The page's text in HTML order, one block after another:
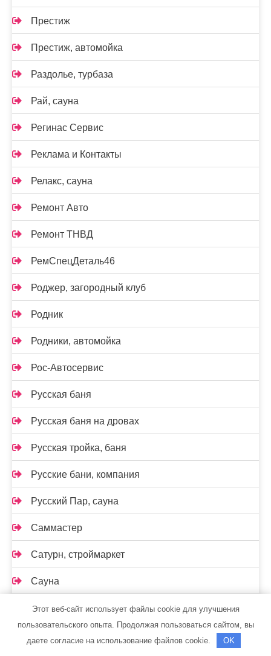
Престиж
Престиж, автомойка
Раздолье, турбаза
Рай, сауна
Регинас Сервис
Реклама и Контакты
Релакс, сауна
Ремонт Авто
Ремонт ТНВД
РемСпецДеталь46
Роджер, загородный клуб
Родник
Родники, автомойка
Рос-Автосервис
Русская баня
Русская баня на дровах
Русская тройка, баня
Русские бани, компания
Русский Пар, сауна
Саммастер
Сатурн, строймаркет
Сауна
Сауна на Кирова
Этот веб-сайт использует файлы cookie для улучшения
пользовательского опыта. Продолжая пользоваться сайтом, вы
даете согласие на использование файлов cookie.
OK